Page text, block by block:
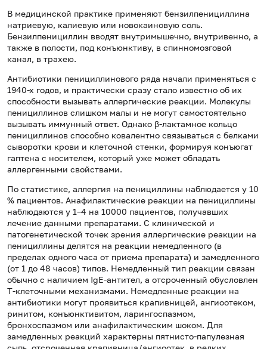
В медицинской практике применяют бензилпенициллина
натриевую, калиевую или новокаиновую соль.
Бензилпенициллин вводят внутримышечно, внутривенно, а
также в полости, под конъюнктиву, в спинномозговой
канал, в трахею.
Антибиотики пенициллинового ряда начали применяться с
1940-х годов, и практически сразу стало известно об их
способности вызывать аллергические реакции. Молекулы
пенициллинов слишком малы и не могут самостоятельно
вызывать иммунный ответ. Однако β-лактамное кольцо
пенициллинов способно ковалентно связываться с белками
сыворотки крови и клеточной стенки, формируя конъюгат
гаптена с носителем, который уже может обладать
аллергенными свойствами.
По статистике, аллергия на пенициллины наблюдается у 10
% пациентов. Анафилактические реакции на пенициллины
наблюдаются у 1–4 на 10000 пациентов, получавших
лечение данными препаратами. С клинической и
патогенетической точек зрения аллергические реакции на
пенициллины делятся на реакции немедленного (в
пределах одного часа от приема препарата) и замедленного
(от 1 до 48 часов) типов. Немедленный тип реакции связан
обычно с наличием IgE-антител, а отсроченный обусловлен
Т-клеточными механизмами. Немедленные реакции на
антибиотики могут проявиться крапивницей, ангиоотеком,
ринитом, конъюнктивитом, ларингоспазмом,
бронхоспазмом или анафилактическим шоком. Для
замедленных реакций характерны пятнисто-папулезная